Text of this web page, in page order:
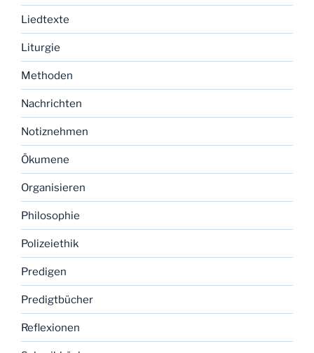
Liedtexte
Liturgie
Methoden
Nachrichten
Notiznehmen
Ökumene
Organisieren
Philosophie
Polizeiethik
Predigen
Predigtbücher
Reflexionen